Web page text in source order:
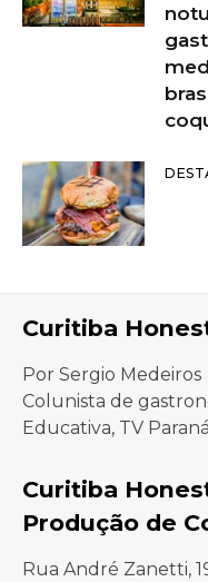
Curitiba
Por Sergio Medeiros
Colunista de
Educativa, TV
Curitiba
Produção de
Rua André Zanetti,